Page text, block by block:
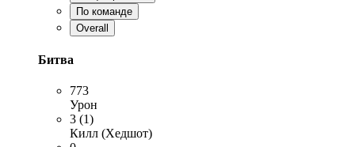
По команде
Overall
Битва
773
Урон
3 (1)
Килл (Хедшот)